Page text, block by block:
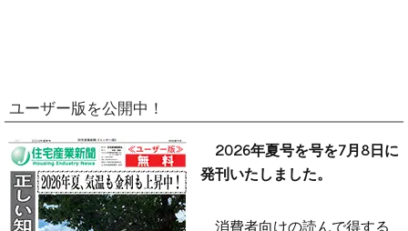
ユーザー版を公開中！
2026年夏号を号を7月8日に
発刊いたしました。
消費者向けの読んで得する